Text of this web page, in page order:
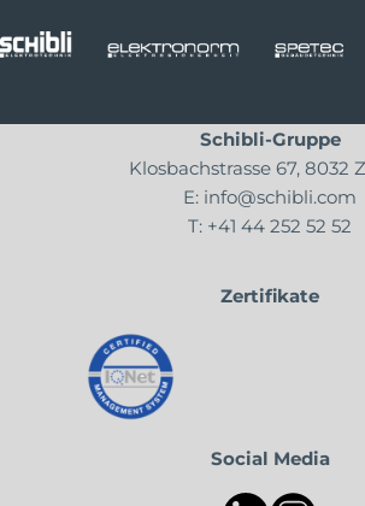
Schibli-Gruppe
Klosbachstrasse 67, 8032
E: info@schibli.com
T: +41 44 252 52 52
Zertifikate
Social Media